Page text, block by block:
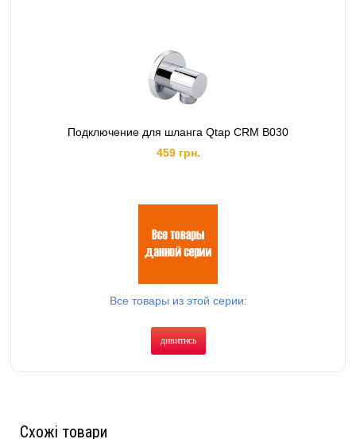
Подключение для шланга Qtap CRM B030
459 грн.
Все товары из этой серии:
дивитись
Схожі товари